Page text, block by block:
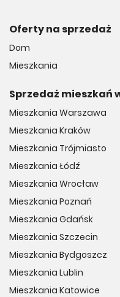
Oferty na sprzedaż
Dom
Mieszkania
Sprzedaż mieszkań
Mieszkania Warszawa
Mieszkania Kraków
Mieszkania Trójmiasto
Mieszkania Łódź
Mieszkania Wrocław
Mieszkania Poznań
Mieszkania Gdańsk
Mieszkania Szczecin
Mieszkania Bydgoszcz
Mieszkania Lublin
Mieszkania Katowice